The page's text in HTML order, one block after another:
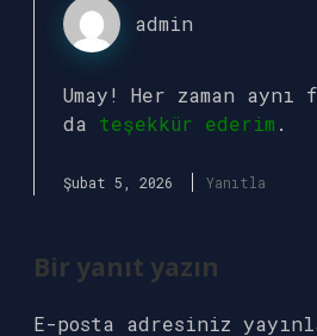
admin
Umay! Her zaman
da teşekkür ederim .
Şubat 5, 2026 Yanıtla
Bir yanıt yazın
E-posta adresiniz